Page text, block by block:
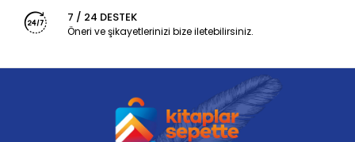
7 / 24 DESTEK
Öneri ve şikayetlerinizi bize iletebilirsiniz.